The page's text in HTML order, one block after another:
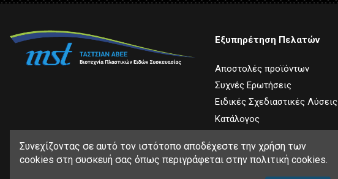
Εξυπηρέτηση Πελατών
Αποστολές προϊόντων
Συχνές Ερωτήσεις
Ειδικές Σχεδιαστικές Λύσεις
Κατάλογος
Συνεχίζοντας σε αυτό τον ιστότοπο αποδέχεστε την χρήση των
cookies στη συσκευή σας όπως περιγράφεται στην πολιτική cookies.